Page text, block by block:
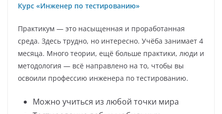
Курс «Инженер по тестированию»
Практикум — это насыщенная и проработанная
среда. Здесь трудно, но интересно. Учёба занимает 4
месяца. Много теории, ещё больше практики, люди и
методология — всё направлено на то, чтобы вы
освоили профессию инженера по тестированию.
Можно учиться из любой точки мира